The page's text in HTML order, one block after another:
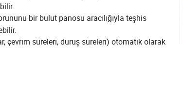
bir bulut panosu aracılığıyla teşhis
çevrim süreleri, duruş süreleri) otomatik olarak